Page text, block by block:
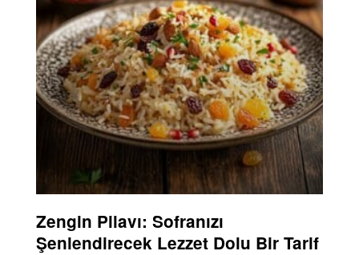
Zengin Pilavı: Sofranızı
Şenlendirecek Lezzet Dolu Bir Tarif